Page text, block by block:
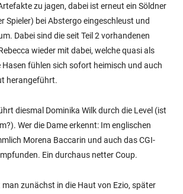
zu jagen, dabei ist erneut ein Söldner
Spieler) bei Abstergo eingeschleust und
Dabei sind die seit Teil 2 vorhandenen
wieder mit dabei, welche quasi als
Hasen fühlen sich sofort heimisch und auch
herangeführt.
diesmal Dominika Wilk durch die Level (ist
Wer die Dame erkennt: Im englischen
Morena Baccarin und auch das CGI-
Ein durchaus netter Coup.
zunächst in die Haut von Ezio, später